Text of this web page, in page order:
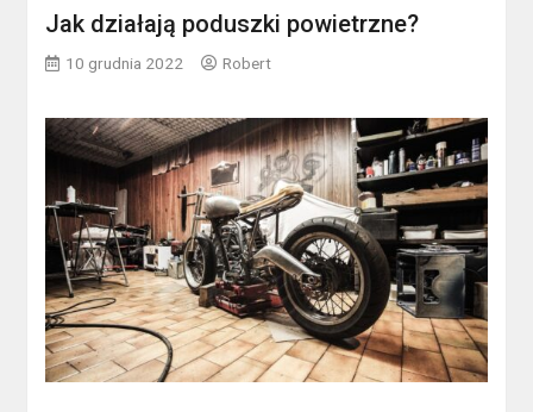
Jak działają poduszki powietrzne?
10 grudnia 2022 Robert